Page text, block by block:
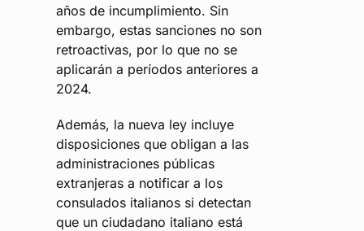
años de incumplimiento. Sin
embargo, estas sanciones no son
retroactivas, por lo que no se
aplicarán a períodos anteriores a
2024.
Además, la nueva ley incluye
disposiciones que obligan a las
administraciones públicas
extranjeras a notificar a los
consulados italianos si detectan
que un ciudadano italiano está